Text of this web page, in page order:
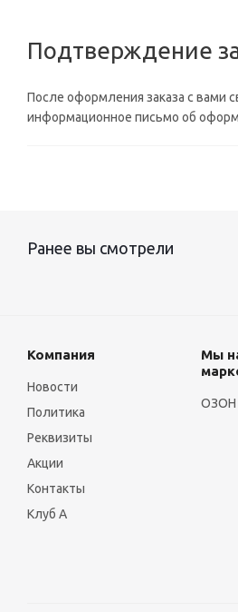
Подтверждение
После оформления заказа с вами
информационное письмо об
Ранее вы смотрели
Компания
Новости
Политика
Реквизиты
Акции
Контакты
Клуб А
Мы
ОЗОН